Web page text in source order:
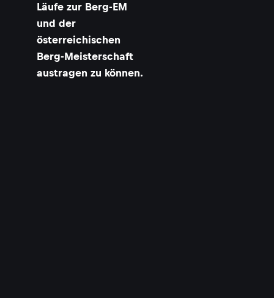
Läufe zur Berg-EM
und der
österreichischen
Berg-Meisterschaft
austragen zu können.